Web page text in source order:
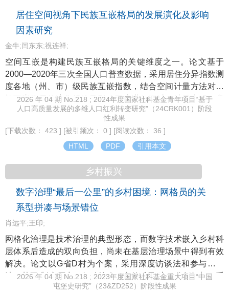
人民文艺学美学范式，此乃中国马克思主义文艺学自主知识
体系建构的典范结晶。
重机制协同发力的治理逻辑概括为“党建引领的协同治理”，为
理解民族地区治理现代化中统一性与多样性的关系提供新的
分析视角。
居住空间视角下民族互嵌格局的发展演化及影响
因素研究
金牛;闫东东;祝连祥;
空间互嵌是构建民族互嵌格局的关键维度之一。论文基于
2000—2020年三次全国人口普查数据，采用居住分异指数测
度各地（州、市）级民族互嵌指数，结合空间计量方法对民
族互嵌格局的演化规律及影响因素进行探讨。结果表明，我
国少数民族人口仍以传统聚居区为核心分布空间，但民族互
嵌指数呈现逐年提升态势；该指数存在显著的空间集聚特
征，冷热点分异格局清晰，但集聚分化趋势持续弱化；经济
社会发展通过人口变化对邻近地区民族互嵌指数产生负向溢
族互嵌指数兼具显著正向直接效应与间接效应。据此，需对
建民族互嵌式社会结构夯实基础。
2026 年 04 期 No.218 ; 2024年度国家社科基金青年项目“基于
人口高质量发展的多维人口红利转变研究”（24CRK001）阶段
性成果
[下载次数： 423 ] [被引频次： 0 ] [阅读次数： 36 ]
HTML
PDF 引用本文
乡村振兴
数字治理“最后一公里”的乡村困境：网格员的关
系型拼凑与场景错位
肖远平;王印;
网格化治理是技术治理的典型形态，而数字技术嵌入乡村科
层体系后造成的双向负担，尚未在基层治理场景中得到有效
解决。论文以G省D村为个案，采用深度访谈法和参与观察
法，基于“制度压力—行动策略—意外后果”这一分析框架，系
统考察基层网格员在刚性考核下的行动逻辑及由此带来的系
2026 年 04 期 No.218 ; 2023年度国家社科基金重大项目“中国
屯堡史研究”（23&ZD252）阶段性成果